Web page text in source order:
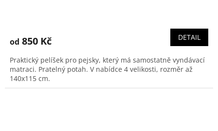
od 850 Kč DETAIL
Praktický pelíšek pro pejsky, který má samostatně vyndávací
matraci. Pratelný potah. V nabídce 4 velikosti, rozměr až
140x115 cm.